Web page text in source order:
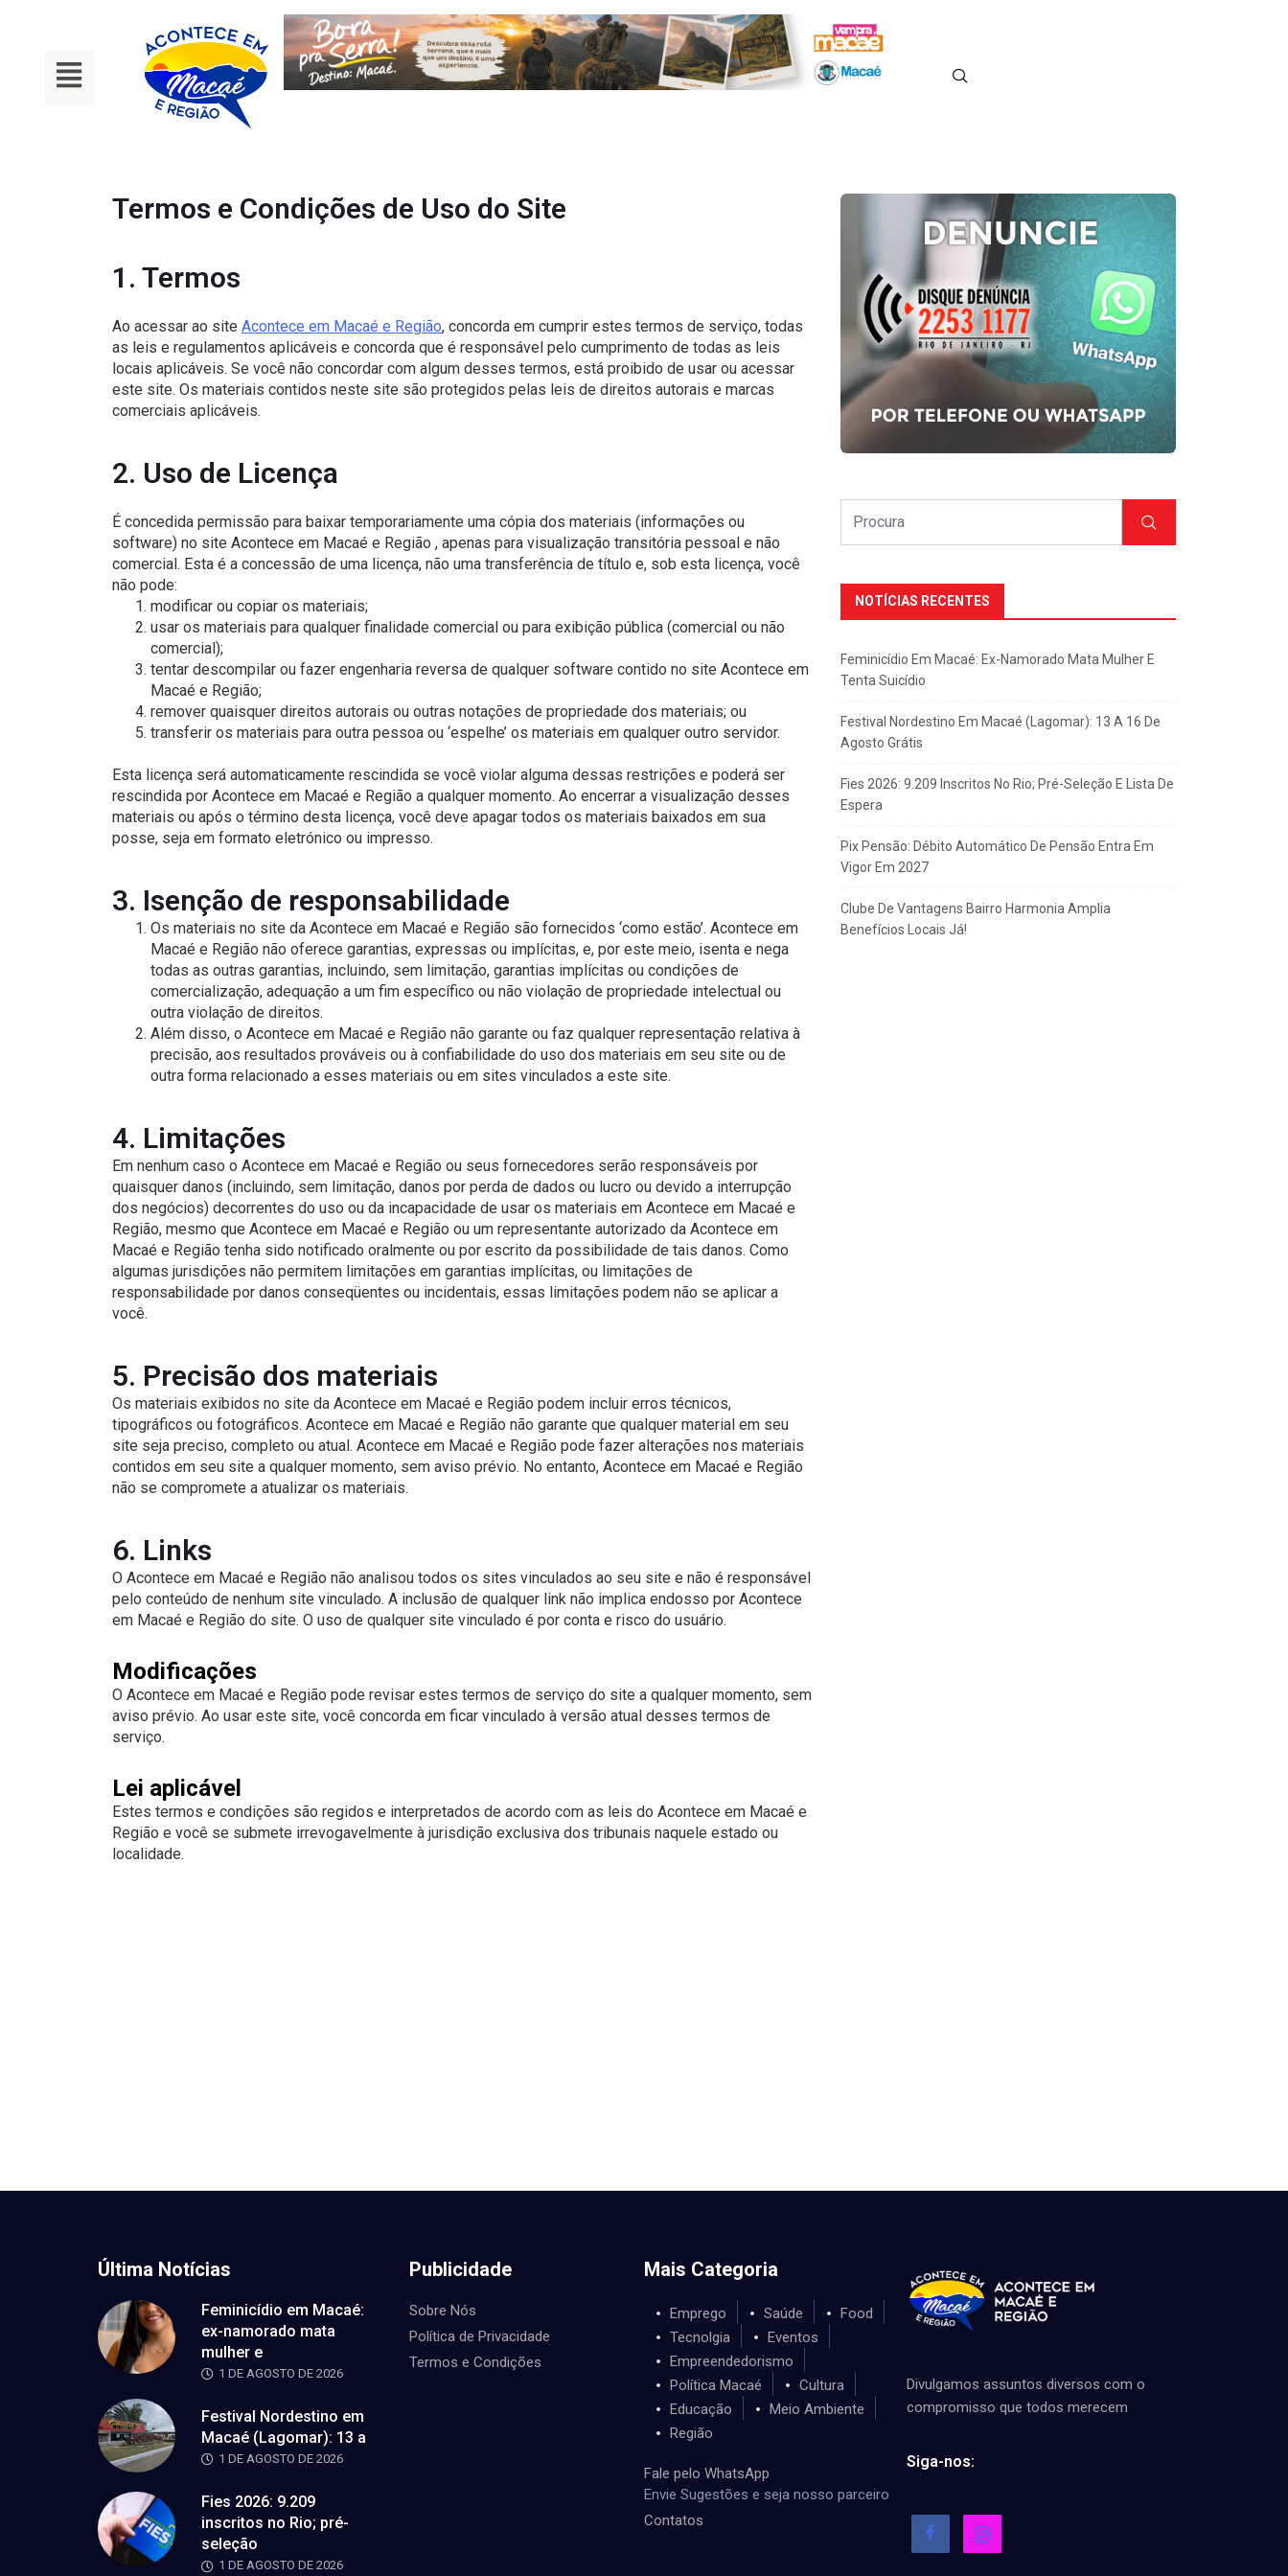
Termos e Condições de Uso do Site
1. Termos
Ao acessar ao site Acontece em Macaé e Região, concorda em cumprir estes termos de serviço, todas
as leis e regulamentos aplicáveis ​​e concorda que é responsável pelo cumprimento de todas as leis
locais aplicáveis. Se você não concordar com algum desses termos, está proibido de usar ou acessar
este site. Os materiais contidos neste site são protegidos pelas leis de direitos autorais e marcas
comerciais aplicáveis.
2. Uso de Licença
É concedida permissão para baixar temporariamente uma cópia dos materiais (informações ou
software) no site Acontece em Macaé e Região , apenas para visualização transitória pessoal e não
comercial. Esta é a concessão de uma licença, não uma transferência de título e, sob esta licença, você
não pode:
modificar ou copiar os materiais;
usar os materiais para qualquer finalidade comercial ou para exibição pública (comercial ou não
comercial);
tentar descompilar ou fazer engenharia reversa de qualquer software contido no site Acontece em
Macaé e Região;
remover quaisquer direitos autorais ou outras notações de propriedade dos materiais; ou
transferir os materiais para outra pessoa ou ‘espelhe’ os materiais em qualquer outro servidor.
Esta licença será automaticamente rescindida se você violar alguma dessas restrições e poderá ser
rescindida por Acontece em Macaé e Região a qualquer momento. Ao encerrar a visualização desses
materiais ou após o término desta licença, você deve apagar todos os materiais baixados em sua
posse, seja em formato eletrónico ou impresso.
3. Isenção de responsabilidade
Os materiais no site da Acontece em Macaé e Região são fornecidos ‘como estão’. Acontece em
Macaé e Região não oferece garantias, expressas ou implícitas, e, por este meio, isenta e nega
todas as outras garantias, incluindo, sem limitação, garantias implícitas ou condições de
comercialização, adequação a um fim específico ou não violação de propriedade intelectual ou
outra violação de direitos.
Além disso, o Acontece em Macaé e Região não garante ou faz qualquer representação relativa à
precisão, aos resultados prováveis ​​ou à confiabilidade do uso dos materiais em seu site ou de
outra forma relacionado a esses materiais ou em sites vinculados a este site.
4. Limitações
Em nenhum caso o Acontece em Macaé e Região ou seus fornecedores serão responsáveis ​​por
quaisquer danos (incluindo, sem limitação, danos por perda de dados ou lucro ou devido a interrupção
dos negócios) decorrentes do uso ou da incapacidade de usar os materiais em Acontece em Macaé e
Região, mesmo que Acontece em Macaé e Região ou um representante autorizado da Acontece em
Macaé e Região tenha sido notificado oralmente ou por escrito da possibilidade de tais danos. Como
algumas jurisdições não permitem limitações em garantias implícitas, ou limitações de
responsabilidade por danos conseqüentes ou incidentais, essas limitações podem não se aplicar a
você.
5. Precisão dos materiais
Os materiais exibidos no site da Acontece em Macaé e Região podem incluir erros técnicos,
tipográficos ou fotográficos. Acontece em Macaé e Região não garante que qualquer material em seu
site seja preciso, completo ou atual. Acontece em Macaé e Região pode fazer alterações nos materiais
contidos em seu site a qualquer momento, sem aviso prévio. No entanto, Acontece em Macaé e Região
não se compromete a atualizar os materiais.
6. Links
O Acontece em Macaé e Região não analisou todos os sites vinculados ao seu site e não é responsável
pelo conteúdo de nenhum site vinculado. A inclusão de qualquer link não implica endosso por Acontece
em Macaé e Região do site. O uso de qualquer site vinculado é por conta e risco do usuário.
Modificações
O Acontece em Macaé e Região pode revisar estes termos de serviço do site a qualquer momento, sem
aviso prévio. Ao usar este site, você concorda em ficar vinculado à versão atual desses termos de
serviço.
Lei aplicável
Estes termos e condições são regidos e interpretados de acordo com as leis do Acontece em Macaé e
Região e você se submete irrevogavelmente à jurisdição exclusiva dos tribunais naquele estado ou
localidade.
NOTÍCIAS RECENTES
Feminicídio Em Macaé: Ex-Namorado Mata Mulher E
Tenta Suicídio
Festival Nordestino Em Macaé (Lagomar): 13 A 16 De
Agosto Grátis
Fies 2026: 9.209 Inscritos No Rio; Pré-Seleção E Lista De
Espera
Pix Pensão: Débito Automático De Pensão Entra Em
Vigor Em 2027
Clube De Vantagens Bairro Harmonia Amplia
Benefícios Locais Já!
Última Notícias
Feminicídio em Macaé:
ex-namorado mata
mulher e
1 DE AGOSTO DE 2026
Festival Nordestino em
Macaé (Lagomar): 13 a
1 DE AGOSTO DE 2026
Fies 2026: 9.209
inscritos no Rio; pré-
seleção
1 DE AGOSTO DE 2026
Publicidade
Sobre Nós
Política de Privacidade
Termos e Condições
Mais Categoria
Emprego Saúde
Food
Tecnolgia
Eventos
Empreendedorismo
Política Macaé
Cultura
Educação
Meio Ambiente
Região
Fale pelo WhatsApp
Envie Sugestões e seja nosso parceiro
Contatos
Divulgamos assuntos diversos com o
compromisso que todos merecem
Siga-nos: